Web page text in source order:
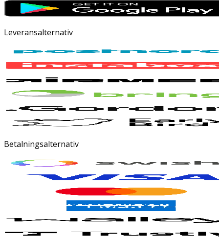
Leveransalternativ
Betalningsalternativ